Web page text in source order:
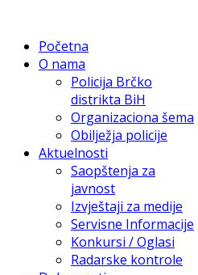
Početna
O nama
Policija Brčko
distrikta BiH
Organizaciona šema
Obilježja policije
Aktuelnosti
Saopštenja za
javnost
Izvještaji za medije
Servisne Informacije
Konkursi / Oglasi
Radarske kontrole